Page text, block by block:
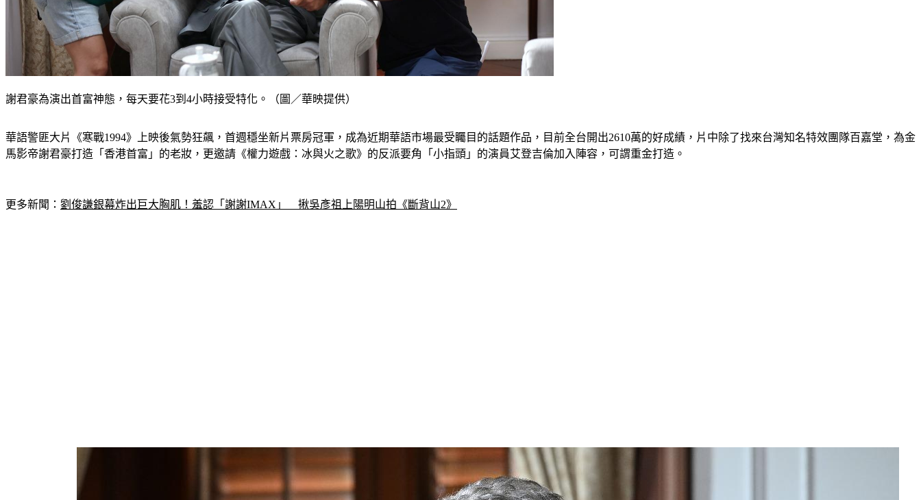
謝君豪為演出首富神態，每天要花3到4小時接受特化。（圖／華映提供）
華語警匪大片《寒戰1994》上映後氣勢狂飆，首週穩坐新片票房冠軍，成為近期華語市場最受矚目的話題作品，目前全台開出2610萬的好成績，片中除了找來台灣知名特效團隊百嘉堂，為金
馬影帝謝君豪打造「香港首富」的老妝，更邀請《權力遊戲：冰與火之歌》的反派要角「小指頭」的演員艾登吉倫加入陣容，可謂重金打造。
更多新聞： 劉俊謙銀幕炸出巨大胸肌！羞認「謝謝IMAX」　揪吳彥祖上陽明山拍《斷背山2》